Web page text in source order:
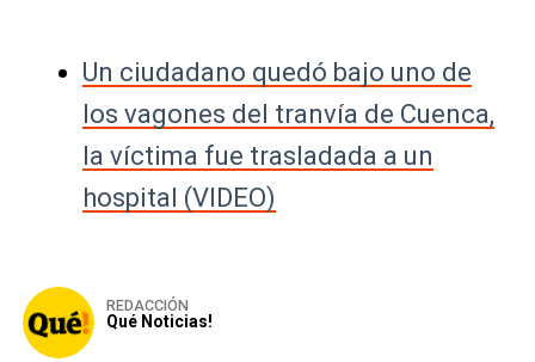
Un ciudadano quedó bajo uno de
los vagones del tranvía de Cuenca,
la víctima fue trasladada a un
hospital (VIDEO)
REDACCIÓN
Qué Noticias!